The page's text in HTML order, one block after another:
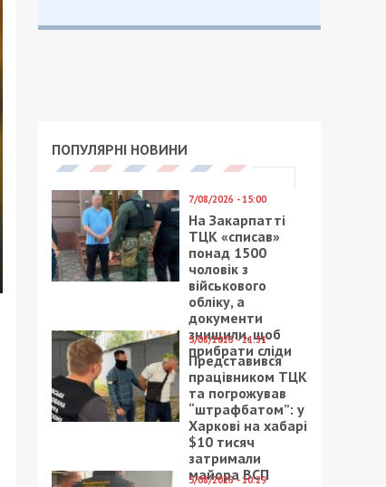
ПОПУЛЯРНІ НОВИНИ
7/08/2026 - 15:00
На Закарпатті
ТЦК «списав»
понад 1500
чоловік з
військового
обліку, а
документи
знищили, щоб
прибрати сліди
5/08/2026 - 21:31
Представився
працівником ТЦК
та погрожував
“штрафбатом”: у
Харкові на хабарі
$10 тисяч
затримали
майора ВСП
5/08/2026 - 10:29